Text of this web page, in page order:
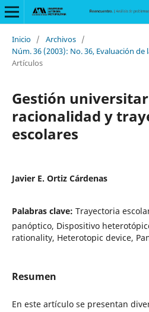
Inicio / Archivos /
Núm. 36 (2003): No. 36, Evaluación
Artículos
Gestión
racionalidad y
escolares
Javier E. Ortiz Cárdenas
Palabras clave: Trayectoria
panóptico, Dispositivo
rationality, Heterotopic device,
Resumen
En este artículo se presentan